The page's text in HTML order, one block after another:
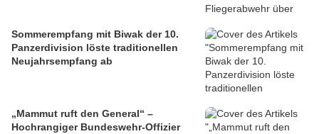
Sommerempfang mit Biwak der 10.
Panzerdivision löste traditionellen
Neujahrsempfang ab
„Mammut ruft den General“ –
Hochrangiger Bundeswehr-Offizier